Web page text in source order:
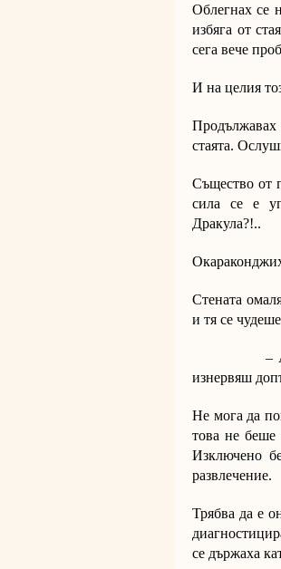
Облегнах се
избяга от
сега вече
И на целия
Продължавах
стаята.
Същество от
сила се е
Дракула?!..
Стената
и тя се
– Ако
изнервяш
Не мога да
това не беше
Изключено
развлечение.
Трябва да е
се държаха